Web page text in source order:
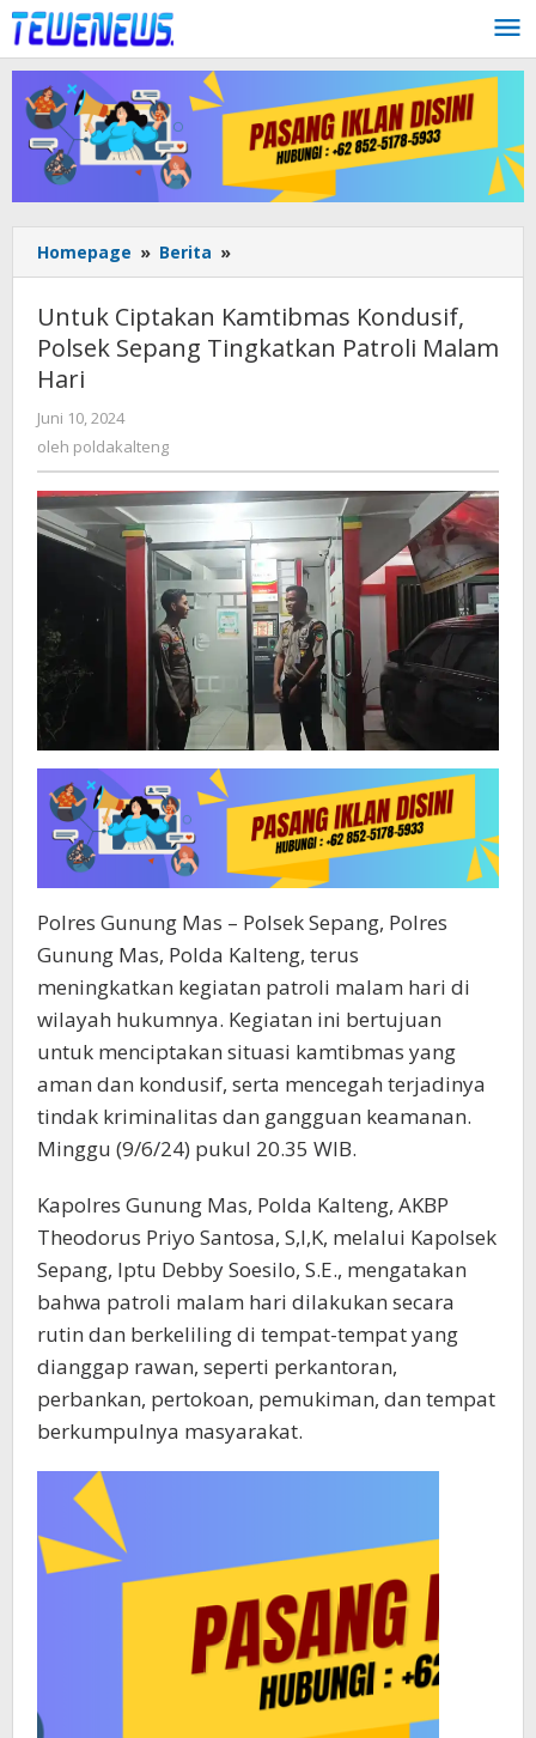
Lewati
ke
konten
Homepage » Berita »
Ciptakan
Kondusif,
Polsek
Hari
Untuk Ciptakan Kamtibmas Kondusif,
Polsek Sepang Tingkatkan Patroli Malam
Hari
Juni 10, 2024
poldakalteng
oleh poldakalteng
Polres Gunung Mas – Polsek Sepang, Polres
Gunung Mas, Polda Kalteng, terus
meningkatkan kegiatan patroli malam hari di
wilayah hukumnya. Kegiatan ini bertujuan
untuk menciptakan situasi kamtibmas yang
aman dan kondusif, serta mencegah terjadinya
tindak kriminalitas dan gangguan keamanan.
Minggu (9/6/24) pukul 20.35 WIB.
Kapolres Gunung Mas, Polda Kalteng, AKBP
Theodorus Priyo Santosa, S,I,K, melalui Kapolsek
Sepang, Iptu Debby Soesilo, S.E., mengatakan
bahwa patroli malam hari dilakukan secara
rutin dan berkeliling di tempat-tempat yang
dianggap rawan, seperti perkantoran,
perbankan, pertokoan, pemukiman, dan tempat
berkumpulnya masyarakat.